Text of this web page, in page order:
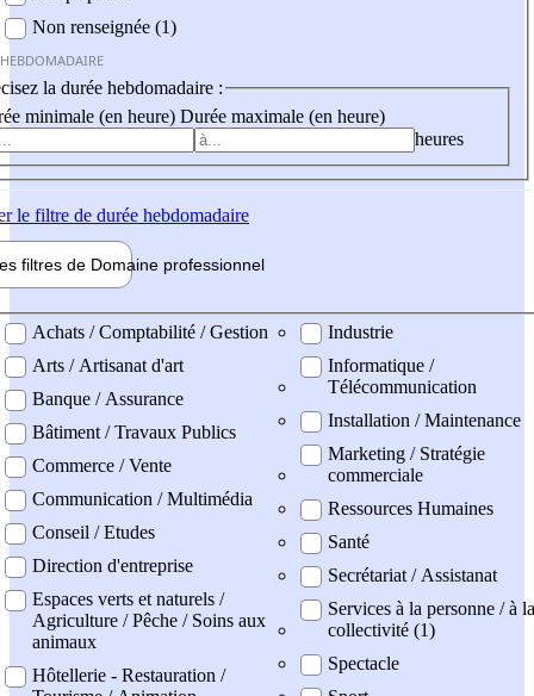
Non renseignée (1)
la durée hebdomadaire :
minimale (en heure) Durée maximale (en heure)
heures
le filtre de durée hebdomadaire
filtres de Domaine professionnel
professionel
Achats / Comptabilité / Gestion
Arts / Artisanat d'art
Banque / Assurance
Bâtiment / Travaux Publics
Commerce / Vente
Communication / Multimédia
Conseil / Etudes
Direction d'entreprise
Espaces verts et naturels /
Agriculture / Pêche / Soins aux
animaux
Hôtellerie - Restauration /
Industrie
Informatique /
Télécommunication
Installation / Maintenance
Marketing / Stratégie
commerciale
Ressources Humaines
Santé
Secrétariat / Assistanat
Services à la personne / à la
collectivité (1)
Spectacle